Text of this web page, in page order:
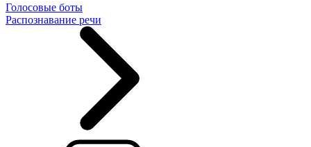
Голосовые боты
Распознавание речи